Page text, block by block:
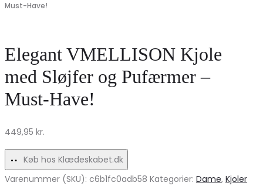
MdcRosa
Striktrøje
–
Melanzana
Udsalg
Kjole
Elegant
til
enhver
Must-Have!
Elegant VMELLISON Kjole
med Sløjfer og Pufærmer –
Must-Have!
449,95 kr.
Køb hos Klædeskabet.dk
Varenummer (SKU): c6b1fc0adb58 Kategorier: Dame, Kjoler